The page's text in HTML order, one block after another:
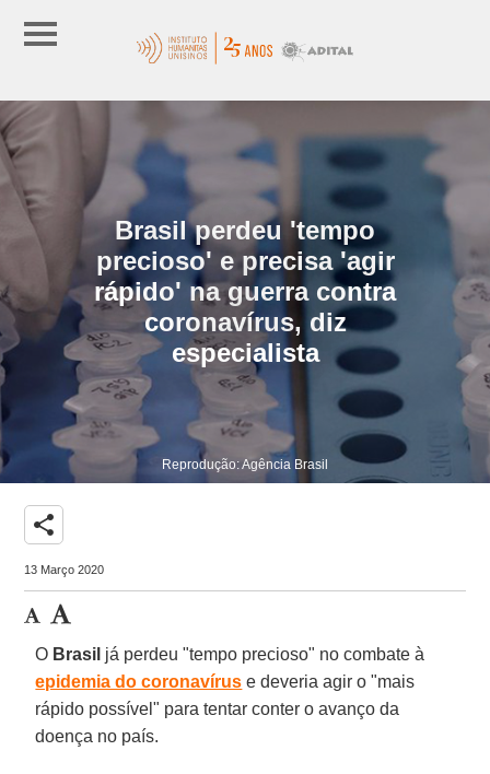
Brasil perdeu 'tempo
precioso' e precisa 'agir
rápido' na guerra contra
coronavírus, diz
especialista
Reprodução: Agência Brasil
share
13 Março 2020
O Brasil já perdeu "tempo precioso" no combate à
epidemia do coronavírus e deveria agir o "mais
rápido possível" para tentar conter o avanço da
doença no país.